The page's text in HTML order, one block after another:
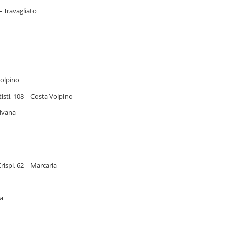
Travagliato
108 – Costa Volpino
62 – Marcaria